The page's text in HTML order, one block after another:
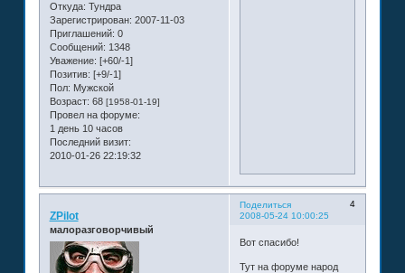
Откуда: Тундра
Зарегистрирован: 2007-11-03
Приглашений: 0
Сообщений: 1348
Уважение: [+60/-1]
Позитив: [+9/-1]
Пол: Мужской
Возраст: 68 [1958-01-19]
Провел на форуме:
1 день 10 часов
Последний визит:
2010-01-26 22:19:32
Поделиться
4
2008-05-24 10:00:25
ZPilot
малоразговорчивый
Вот спасибо!
Тут на форуме народ